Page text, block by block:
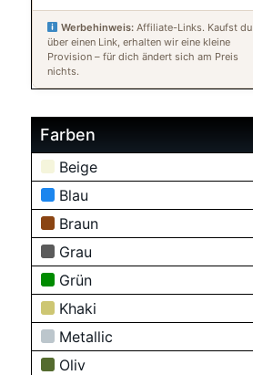
Werbehinweis: Affiliate-Links. Kaufst du
über einen Link, erhalten wir eine kleine
Provision – für dich ändert sich am Preis
nichts.
Farben
Beige
Blau
Braun
Grau
Grün
Khaki
Metallic
Oliv